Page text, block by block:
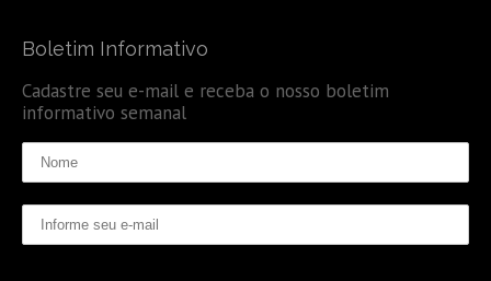
Boletim Informativo
Cadastre seu e-mail e receba o nosso boletim
informativo semanal